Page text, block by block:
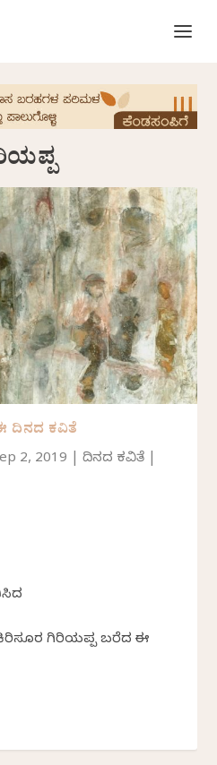
ದಿನದ ಕವಿತೆ
2, 2019 |ದಿನದ ಕವಿತೆ
ಗಿರಿಯಪ್ಪ ಬರೆದ ಈ